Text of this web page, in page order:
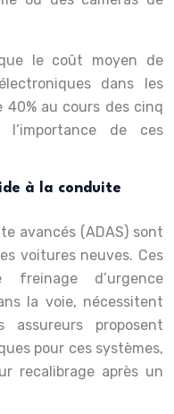
le coût moyen de
dans les
au cours des cinq
l’importance de ces
à la conduite
avancés (ADAS) sont
voitures neuves. Ces
d’urgence
la voie, nécessitent
assureurs proposent
pour ces systèmes,
recalibrage après un